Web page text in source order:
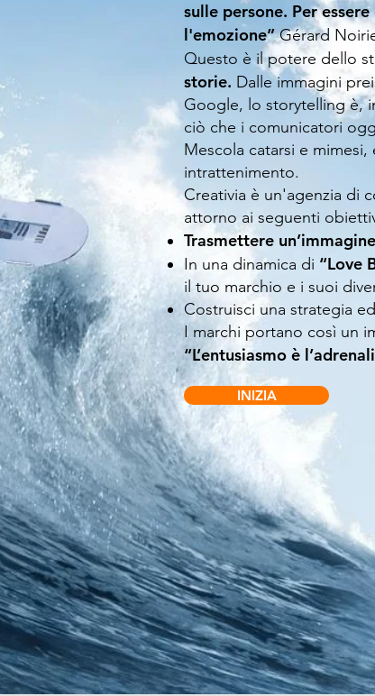
sulle persone. Per
l'emozione”Gérard
Questo è il potere dello
storie. Dalle immagini
Google, lo storytelling è,
ciò che i comunicatori
Mescola catarsi e
intrattenimento.
Creativia è un'agenzia di
attorno ai seguenti
Trasmettere
In una dinamica di “Love
il tuo marchio e i suoi
Costruisci una strategia
I marchi portano così un
“L’entusiasmo è
INIZIA